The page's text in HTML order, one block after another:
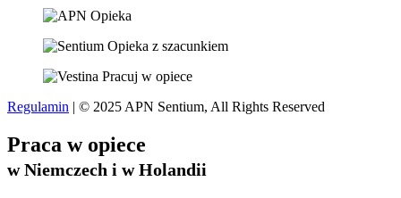
Regulamin | © 2025 APN Sentium, All Rights Reserved
Praca w opiece
w Niemczech i w Holandii